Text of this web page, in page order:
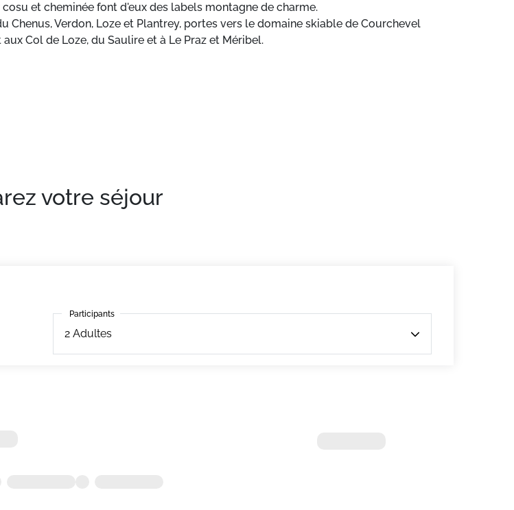
et cheminée font d'eux des labels montagne de charme.
Verdon, Loze et Plantrey, portes vers le domaine skiable de Courchevel
Col de Loze, du Saulire et à Le Praz et Méribel.
votre séjour
Participants
2 Adultes
Participants